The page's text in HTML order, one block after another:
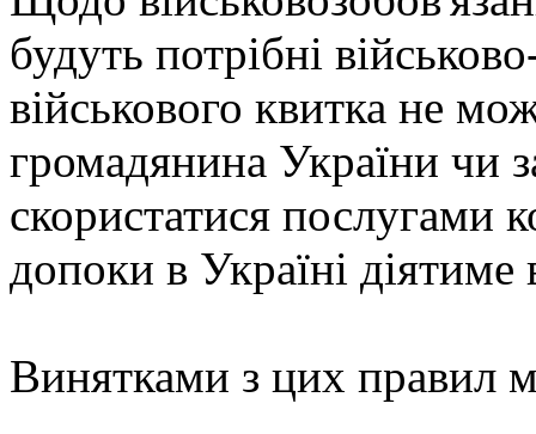
будуть потрібні
військового квитка не
громадянина України чи
скористатися послугами
допоки в Україні
Винятками з цих правил